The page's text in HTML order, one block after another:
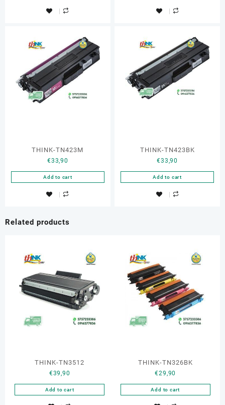
THINK-TN423M
€33,90
Add to cart
THINK-TN423BK
€33,90
Add to cart
Related products
THINK-TN3512
€39,90
Add to cart
THINK-TN326BK
€29,90
Add to cart